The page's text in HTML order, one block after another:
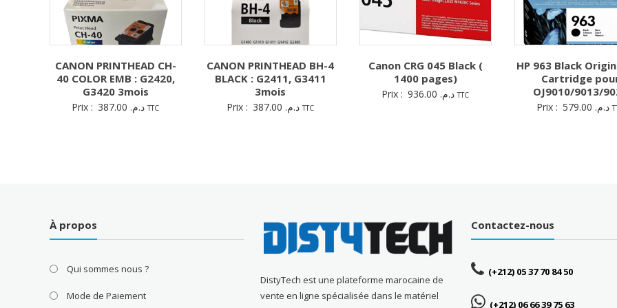
CANON PRINTHEAD CH-
40 COLOR EMB : G2420,
G3420 3mois
Prix : د.م. TTC
CANON PRINTHEAD BH-4
BLACK : G2411, G3411
3mois
Prix : د.م. TTC
Canon CRG 045 Black (
1400 pages)
Prix : د.م. TTC
HP 963 Black
Cartridge
OJ9010/9013/
Prix : د.م.
À propos
Qui sommes nous ?
Mode de Paiement
DistyTech est une plateforme marocaine de
vente en ligne spécialisée dans le matériel
Contactez-nous
(+212) 05 37 70 84 50
(+212) 06 66 39 75 63